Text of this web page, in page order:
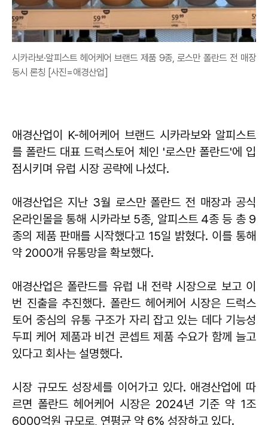
시카라보·알피스트 헤어케어 브랜드 제품 9종, 로스만 폴란드 전 매장
동시 론칭 [사진=애경산업]
애경산업이 K-헤어케어 브랜드 시카라보와 알피스트
를 폴란드 대표 드럭스토어 체인 '로스만 폴란드'에 입
점시키며 유럽 시장 공략에 나섰다.
애경산업은 지난 3월 로스만 폴란드 전 매장과 공식
온라인몰을 통해 시카라보 5종, 알피스트 4종 등 총 9
종의 제품 판매를 시작했다고 15일 밝혔다. 이를 통해
약 2000개 유통망을 확보했다.
애경산업은 폴란드를 유럽 내 전략 시장으로 보고 이
번 진출을 추진했다. 폴란드 헤어케어 시장은 드럭스
토어 중심의 유통 구조가 자리 잡고 있는 데다 기능성
두피 케어 제품과 비건 콘셉트 제품 수요가 함께 늘고
있다고 회사는 설명했다.
시장 규모도 성장세를 이어가고 있다. 애경산업에 따
르면 폴란드 헤어케어 시장은 2024년 기준 약 1조
6000억원 규모로, 연평균 약 6% 성장하고 있다.